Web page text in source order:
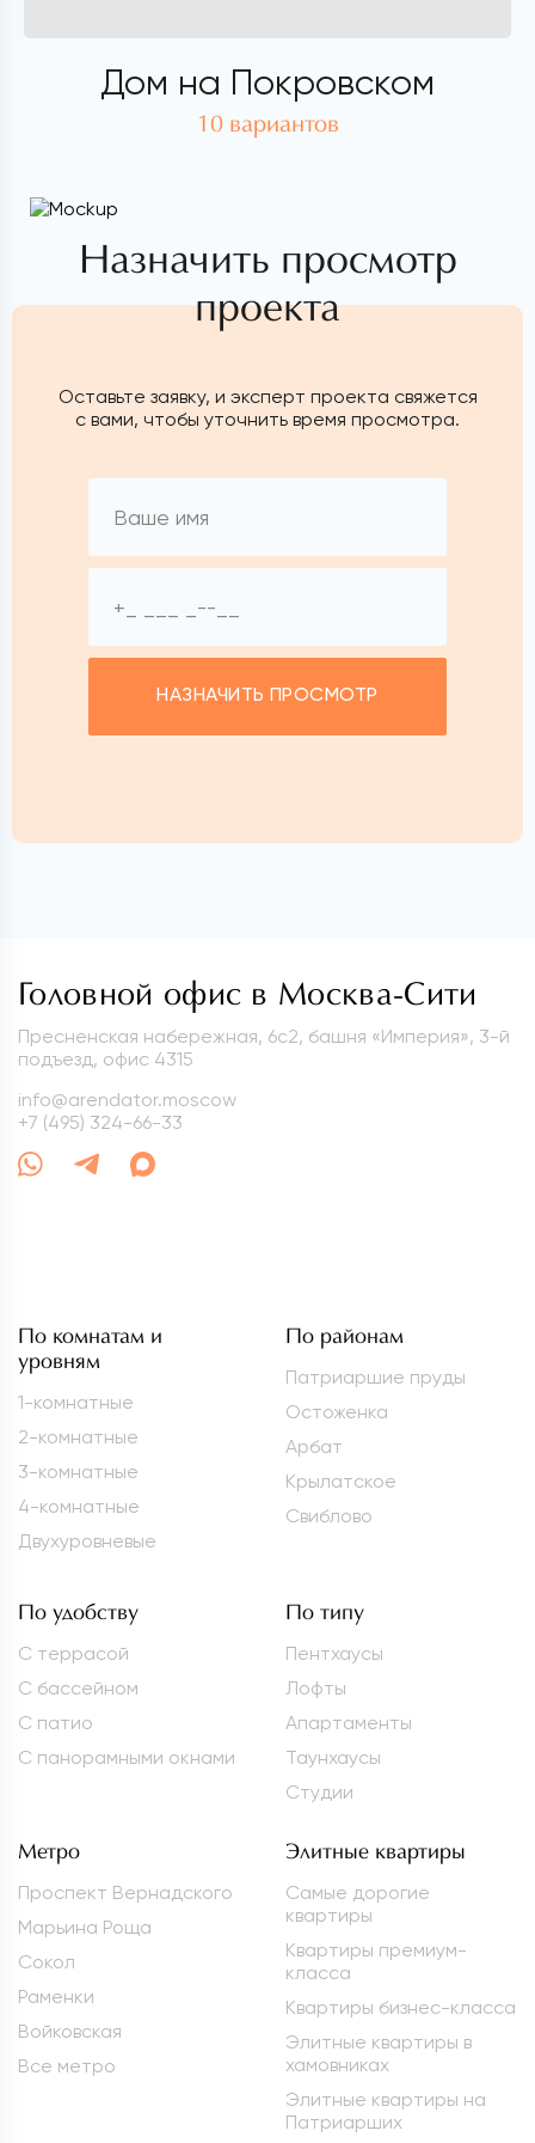
Дом на Покровском
10 вариантов
Назначить просмотр
проекта
Оставьте заявку, и эксперт проекта свяжется
с вами, чтобы уточнить время просмотра.
НАЗНАЧИТЬ ПРОСМОТР
Головной офис в Москва-Сити
Пресненская набережная, 6с2, башня «Империя», 3-й
подъезд, офис 4315
info@arendator.moscow
+7 (495) 324-66-33
По комнатам и
уровням
1-комнатные
2-комнатные
3-комнатные
4-комнатные
Двухуровневые
По районам
Патриаршие пруды
Остоженка
Арбат
Крылатское
Свиблово
По удобству
С террасой
С бассейном
С патио
С панорамными окнами
По типу
Пентхаусы
Лофты
Апартаменты
Таунхаусы
Студии
Метро
Проспект Вернадского
Марьина Роща
Сокол
Раменки
Войковская
Все метро
Элитные квартиры
Самые дорогие
квартиры
Квартиры премиум-
класса
Квартиры бизнес-класса
Элитные квартиры в
хамовниках
Элитные квартиры на
Патриарших